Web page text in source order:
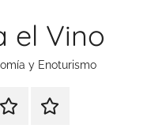
el Vino
y Enoturismo
RankingContacto